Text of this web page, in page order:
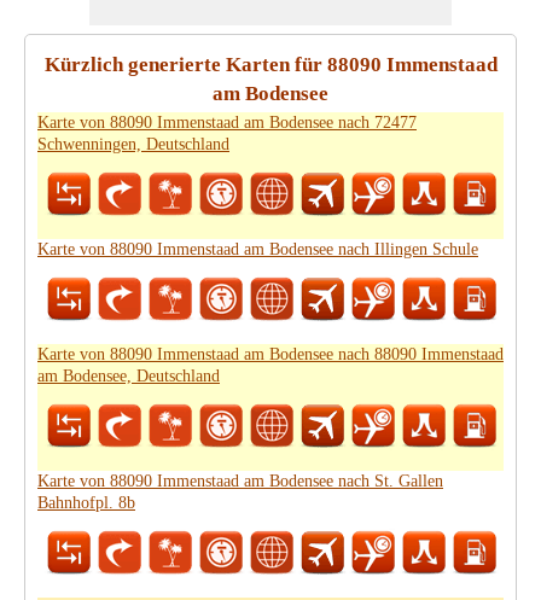
Kürzlich generierte Karten für 88090 Immenstaad
am Bodensee
Karte von 88090 Immenstaad am Bodensee nach 72477
Schwenningen, Deutschland
Karte von 88090 Immenstaad am Bodensee nach Illingen Schule
Karte von 88090 Immenstaad am Bodensee nach 88090 Immenstaad
am Bodensee, Deutschland
Karte von 88090 Immenstaad am Bodensee nach St. Gallen
Bahnhofpl. 8b